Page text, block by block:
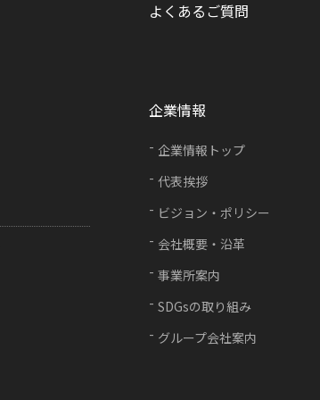
よくあるご質問
企業情報
企業情報トップ
代表挨拶
ビジョン・ポリシー
会社概要・沿革
事業所案内
SDGsの取り組み
グループ会社案内